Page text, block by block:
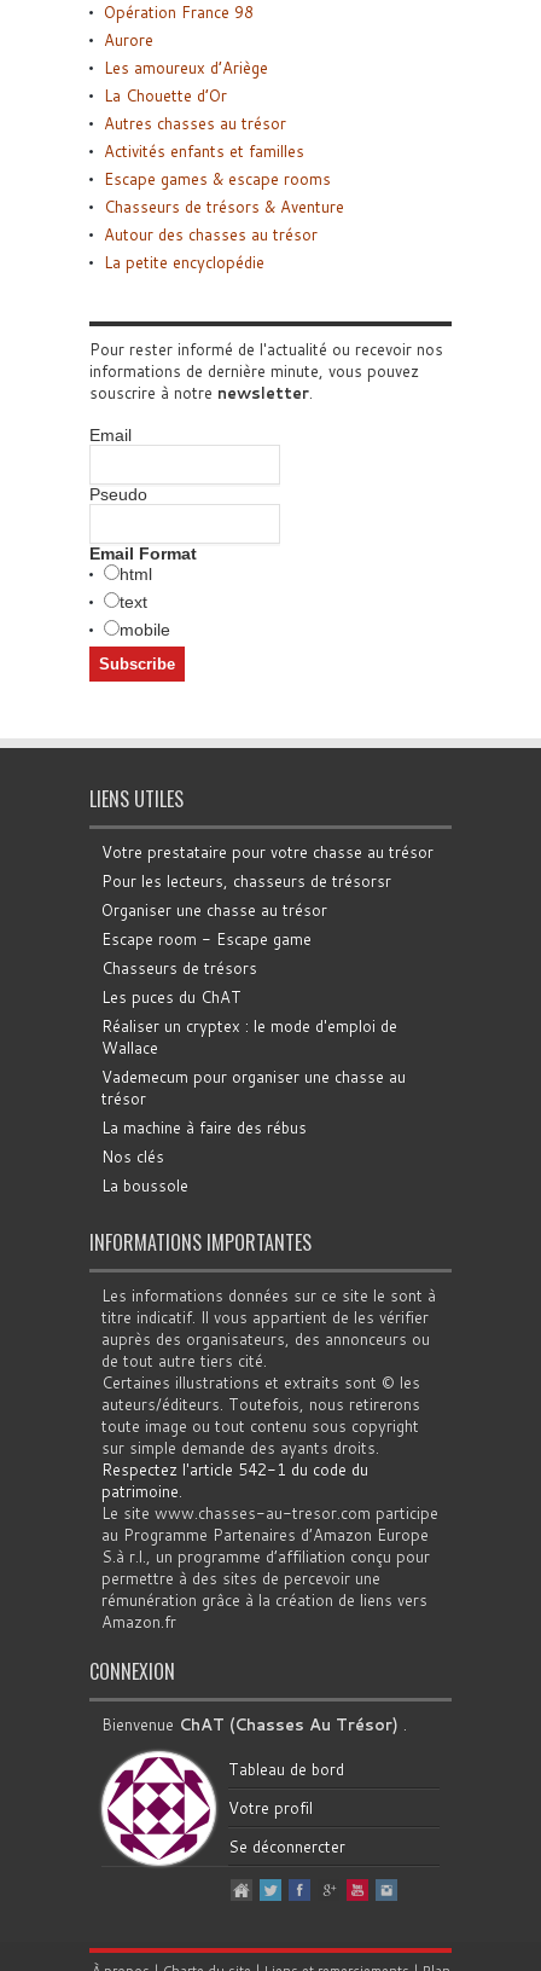
Opération France 98
Aurore
Les amoureux d’Ariège
La Chouette d’Or
Autres chasses au trésor
Activités enfants et familles
Escape games & escape rooms
Chasseurs de trésors & Aventure
Autour des chasses au trésor
La petite encyclopédie
Pour rester informé de l'actualité ou recevoir nos
informations de dernière minute, vous pouvez
souscrire à notre newsletter.
Email
Pseudo
Email Format
html
text
mobile
LIENS UTILES
Votre prestataire pour votre chasse au trésor
Pour les lecteurs, chasseurs de trésorsr
Organiser une chasse au trésor
Escape room - Escape game
Chasseurs de trésors
Les puces du ChAT
Réaliser un cryptex : le mode d'emploi de
Wallace
Vademecum pour organiser une chasse au
trésor
La machine à faire des rébus
Nos clés
La boussole
INFORMATIONS IMPORTANTES
Les informations données sur ce site le sont à
titre indicatif. Il vous appartient de les vérifier
auprès des organisateurs, des annonceurs ou
de tout autre tiers cité.
Certaines illustrations et extraits sont © les
auteurs/éditeurs. Toutefois, nous retirerons
toute image ou tout contenu sous copyright
sur simple demande des ayants droits.
Respectez l'article 542-1 du code du
patrimoine.
Le site www.chasses-au-tresor.com participe
au Programme Partenaires d’Amazon Europe
S.à r.l., un programme d’affiliation conçu pour
permettre à des sites de percevoir une
rémunération grâce à la création de liens vers
Amazon.fr
CONNEXION
Bienvenue ChAT (Chasses Au Trésor) .
Tableau de bord
Votre profil
Se déconnercter